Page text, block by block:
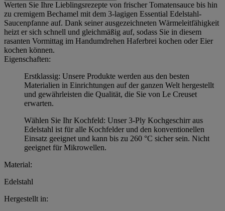
Werten Sie Ihre Lieblingsrezepte von frischer Tomatensauce bis hin
zu cremigem Bechamel mit dem 3-lagigen Essential Edelstahl-
Saucenpfanne auf. Dank seiner ausgezeichneten Wärmeleitfähigkeit
heizt er sich schnell und gleichmäßig auf, sodass Sie in diesem
rasanten Vormittag im Handumdrehen Haferbrei kochen oder Eier
kochen können.
Eigenschaften:
Erstklassig: Unsere Produkte werden aus den besten
Materialien in Einrichtungen auf der ganzen Welt hergestellt
und gewährleisten die Qualität, die Sie von Le Creuset
erwarten.
Wählen Sie Ihr Kochfeld: Unser 3-Ply Kochgeschirr aus
Edelstahl ist für alle Kochfelder und den konventionellen
Einsatz geeignet und kann bis zu 260 °C sicher sein. Nicht
geeignet für Mikrowellen.
Material:
Edelstahl
Hergestellt in: